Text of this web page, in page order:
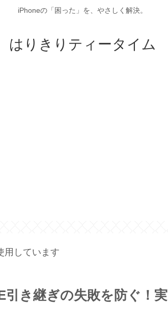
iPhoneの「困った」を、やさしく解決。
はりきりティータイム
用しています
き継ぎの失敗を防ぐ！実